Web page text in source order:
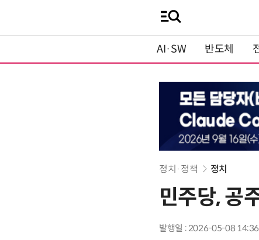
AI·SW 반도체
정치·정책 정치
민주당, 공
발행일 : 2026-05-08 14:36